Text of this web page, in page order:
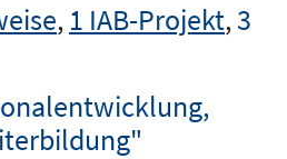
, 1 IAB-Projekt,3